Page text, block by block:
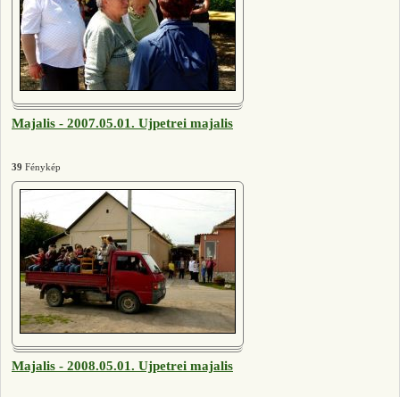
Majalis - 2007.05.01. Ujpetrei majalis
39 Fénykép
Majalis - 2008.05.01. Ujpetrei majalis